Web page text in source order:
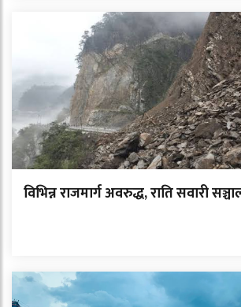
विभिन्न राजमार्ग अवरुद्ध, राति सवारी